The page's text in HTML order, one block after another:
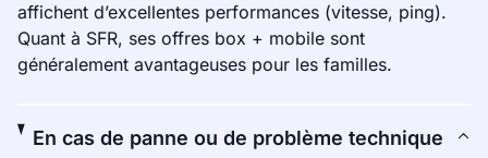
affichent d’excellentes performances (vitesse, ping).
Quant à SFR, ses offres box + mobile sont
généralement avantageuses pour les familles.
En cas de panne ou de problème technique